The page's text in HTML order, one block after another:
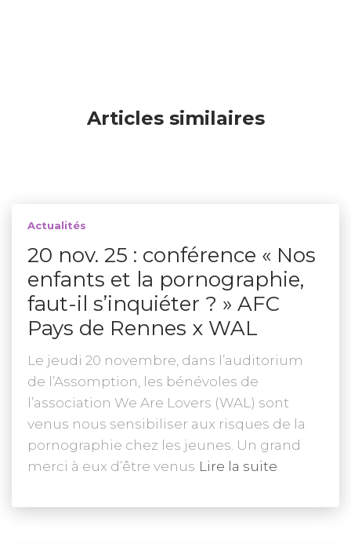
Articles similaires
Actualités
20 nov. 25 : conférence « Nos
enfants et la pornographie,
faut-il s’inquiéter ? » AFC
Pays de Rennes x WAL
Le jeudi 20 novembre, dans l’auditorium
de l’Assomption, les bénévoles de
l’association We Are Lovers (WAL) sont
venus nous sensibiliser aux risques de la
pornographie chez les jeunes. Un grand
merci à eux d’être venus Lire la suite